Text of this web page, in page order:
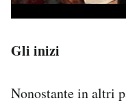
Gli inizi
Nonostante in altri